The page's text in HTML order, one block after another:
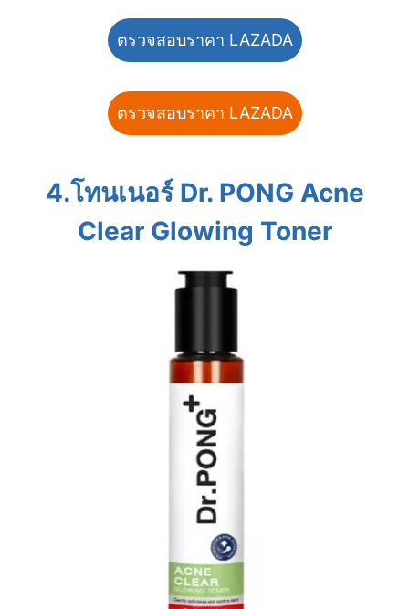
ตรวจสอบราคา LAZADA
ตรวจสอบราคา LAZADA
4.โทนเนอร์Dr. PONG Acne
Clear Glowing Toner